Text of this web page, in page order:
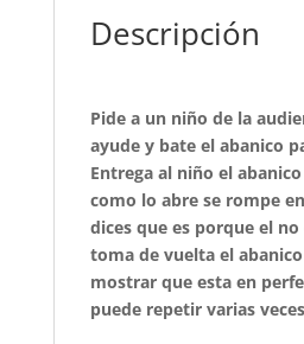
Descripción
Pide a un niño de la
ayude y bate el abanico
Entrega al niño el
como lo abre se rompe
dices que es porque el no
toma de vuelta el
mostrar que esta en
puede repetir varias